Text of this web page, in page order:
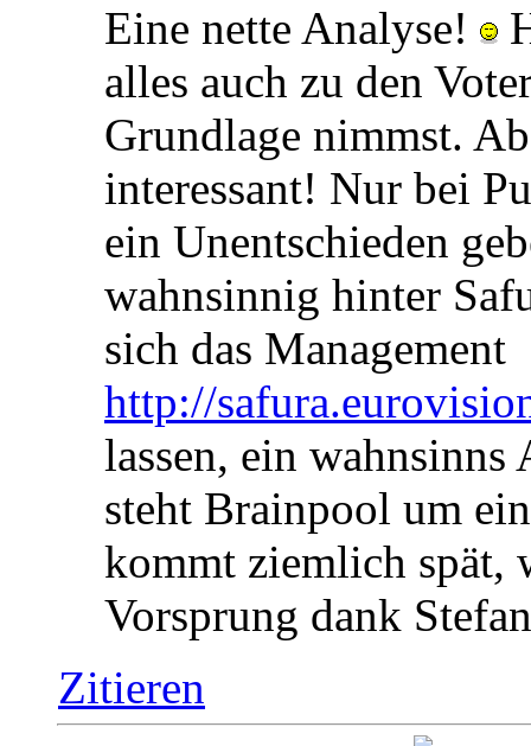
Eine nette Analyse!
alles auch zu den
Grundlage nimmst.
interessant! Nur bei
ein Unentschieden
wahnsinnig hinter
sich das Management
http://
lassen, ein
steht Brainpool um
kommt ziemlich spät,
Vorsprung dank
Zitieren